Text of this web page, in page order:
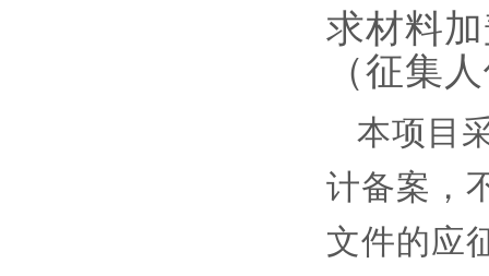
求材料
（征集
本项目
计备案，
文件的应